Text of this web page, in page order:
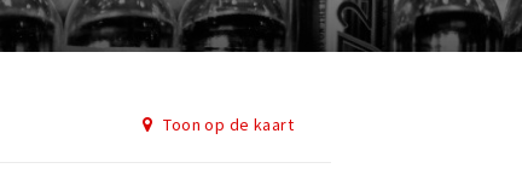
Toon op de kaart